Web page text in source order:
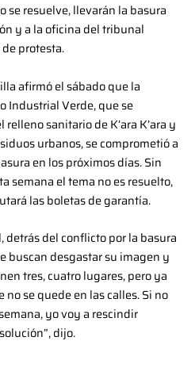
se resuelve, llevarán la basura
y a la oficina del tribunal
protesta.
afirmó el sábado que la
Industrial Verde, que se
sanitario de K’ara K’ara y
urbanos, se comprometió a
en los próximos días. Sin
semana el tema no es resuelto,
las boletas de garantía.
del conflicto por la basura
buscan desgastar su imagen y
tres, cuatro lugares, pero ya
se quede en las calles. Si no
yo voy a rescindir
dijo.